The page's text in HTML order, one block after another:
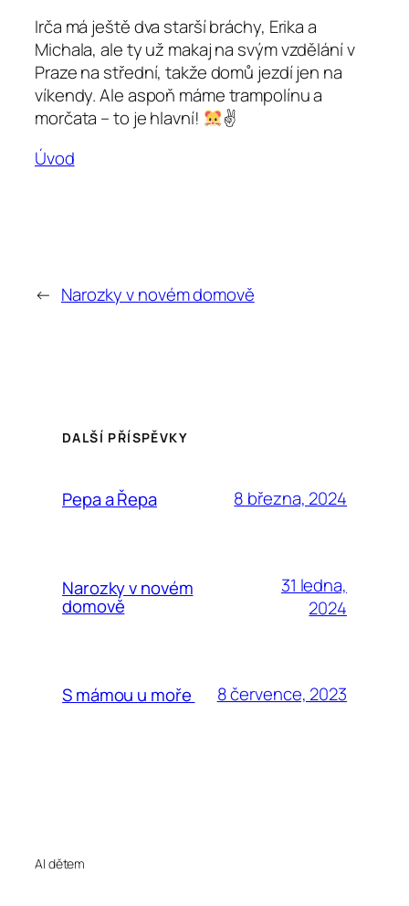
Irča má ještě dva starší bráchy, Erika a
Michala, ale ty už makaj na svým vzdělání v
Praze na střední, takže domů jezdí jen na
víkendy. Ale aspoň máme trampolínu a
morčata – to je hlavní!
✌
Úvod
← Narozky v novém domově
DALŠÍ PŘÍSPĚVKY
Pepa a Řepa 8 března, 2024
Narozky v novém
domově
31 ledna,
2024
S mámou u moře 8 července, 2023
AI dětem